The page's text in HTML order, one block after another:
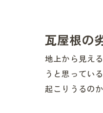
瓦屋根の
地上から見え
うと思ってい
起こりうるの